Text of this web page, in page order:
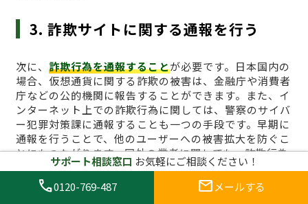
3. 詐欺サイトに関する通報を行う
次に、 詐欺行為を通報することが必要です。日本国内の
場合、仮想通貨に関する詐欺の被害は、金融庁や消費者
庁などの公的機関に報告することができます。また、イ
ンターネット上での詐欺行為に関しては、警察のサイバ
ー犯罪対策課に通報することも一つの手段です。早期に
通報を行うことで、他のユーザーへの被害拡大を防ぐこ
とにもつながります。国外の業者に関しても、詐欺行為
が確認できる場合は、国際的な詐欺対策機関に通報する
ことが効果的です。
サポート相談窓口 お気軽にご相談ください！
call0120-769-487 mail メールする